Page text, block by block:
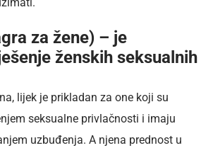
za žene) – je
ženskih seksualnih
lijek je prikladan za one koji su
seksualne privlačnosti i imaju
uzbuđenja. A njena prednost u